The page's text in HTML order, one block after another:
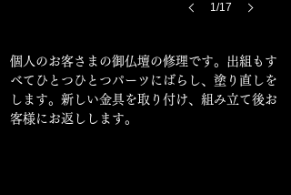
1/17
個人のお客さまの御仏壇の修理です。出組もす
べてひとつひとつパーツにばらし、塗り直しを
します。新しい金具を取り付け、組み立て後お
客様にお返しします。